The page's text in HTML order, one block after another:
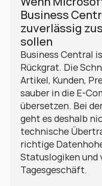
Business
zuverlässig
sollen
Business Central
Rückgrat. Die
Artikel, Kunden,
sauber in die E-
übersetzen. Bei
geht es deshalb
technische
richtige
Statuslogiken und
Tagesgeschäft.